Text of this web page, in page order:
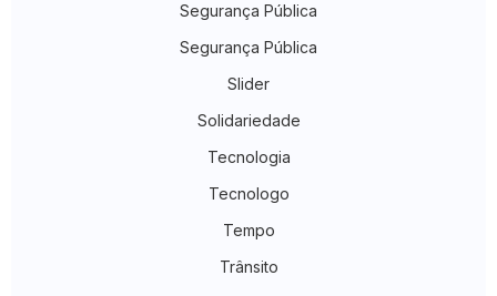
Segurança Pública
Segurança Pública
Slider
Solidariedade
Tecnologia
Tecnologo
Tempo
Trânsito